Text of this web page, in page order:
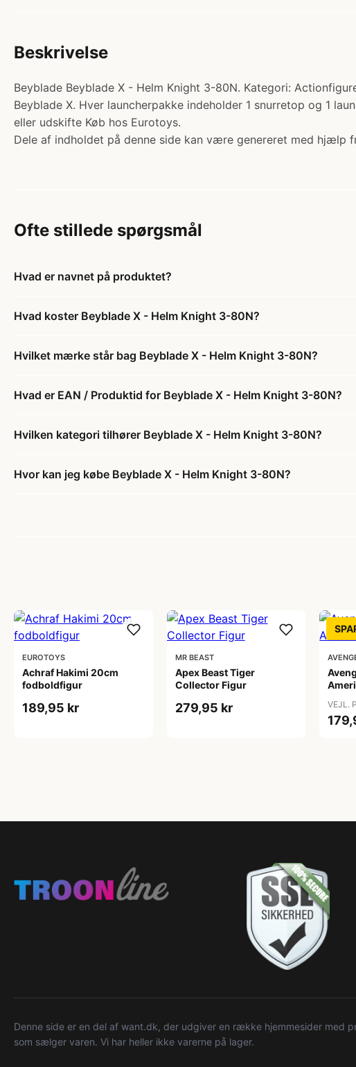
Beskrivelse
Beyblade Beyblade X - Helm Knight 3-80N. Kategori:
Beyblade X. Hver launcherpakke indeholder 1 snurretop og 1
eller udskifte Køb hos Eurotoys.
Dele af indholdet på denne side kan være genereret med hjælp
Ofte stillede spørgsmål
Hvad er navnet på produktet?
Hvad koster Beyblade X - Helm Knight 3-80N?
Hvilket mærke står bag Beyblade X - Helm Knight 3-80N?
Hvad er EAN / Produktid for Beyblade X - Helm Knight 3-80N?
Hvilken kategori tilhører Beyblade X - Helm Knight 3-80N?
Hvor kan jeg købe Beyblade X - Helm Knight 3-80N?
EUROTOYS
Achraf Hakimi 20cm
fodboldfigur
189,95 kr
MR BEAST
Apex Beast Tiger
Collector Figur
279,95 kr VEJL.
Denne side er en del af want.dk, der udgiver en række hjemmesider med
som sælger varen. Vi har heller ikke varerne på lager.